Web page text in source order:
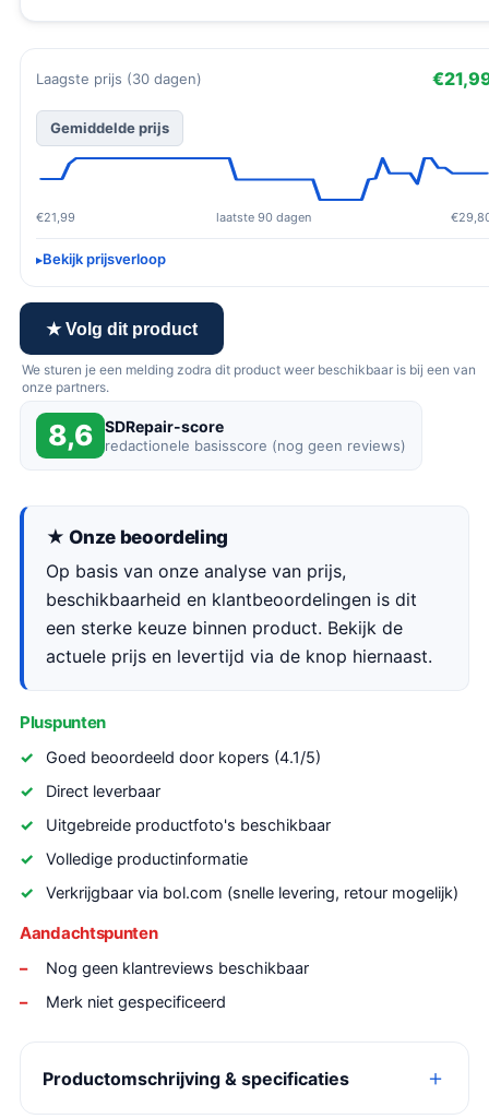
Laagste prijs (30 dagen)
Gemiddelde prijs
€21,99 laatste 90 dagen
Bekijk prijsverloop
★ Volg dit product
We sturen je een melding zodra dit product weer beschikbaar is bij een van
onze partners.
8,6 SDRepair-score
redactionele basisscore (nog geen reviews)
★ Onze beoordeling
Op basis van onze analyse van prijs,
beschikbaarheid en klantbeoordelingen is dit
een sterke keuze binnen product. Bekijk de
actuele prijs en levertijd via de knop hiernaast.
Pluspunten
Goed beoordeeld door kopers (4.1/5)
Direct leverbaar
Uitgebreide productfoto's beschikbaar
Volledige productinformatie
Verkrijgbaar via bol.com (snelle levering, retour mogelijk)
Aandachtspunten
Nog geen klantreviews beschikbaar
Merk niet gespecificeerd
Productomschrijving & specificaties